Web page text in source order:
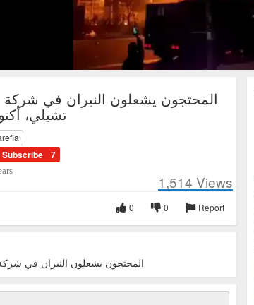
المحتجون يشعلون النيران في شركة
تشيلي، أكتوبر
Subscribe 7
1,514 Views
Report
0
0
المحتجون يشعلون النيران في شركة